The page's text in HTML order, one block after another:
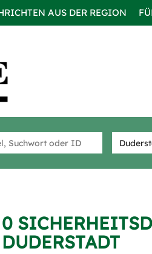
AUS DER REGION
0
DUDERSTADT